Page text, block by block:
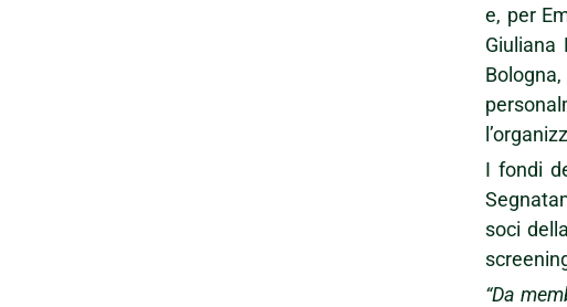
e, per
Giuliana
I fondi
soci
“Da